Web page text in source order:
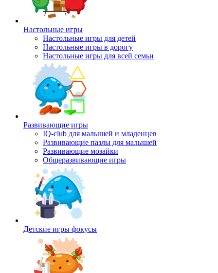
Настольные игры
Настольные игры для детей
Настольные игры в дорогу
Настольные игры для всей семьи
Развивающие игры
IQ-club для малышей и младенцев
Развивающие пазлы для малышей
Развивающие мозайки
Общеразвивающие игры
Детские игры фокусы